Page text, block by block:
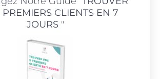
PREMIERS CLIENTS EN 7
JOURS"